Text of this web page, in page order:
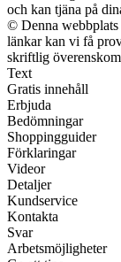
och kan tjäna på
© Denna
länkar kan vi få
skriftlig
Text
Gratis innehåll
Erbjuda
Bedömningar
Shoppingguider
Förklaringar
Videor
Detaljer
Kundservice
Kontakta
Svar
Arbetsmöjligheter